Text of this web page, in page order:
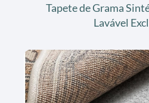
Tapete de Grama
Lavável